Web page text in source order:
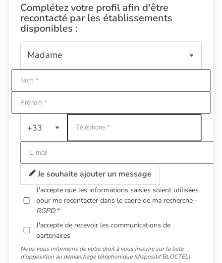
Complétez votre profil afin d'être
recontacté par les établissements
disponibles :
+33
Je souhaite ajouter un message
J'accepte que les informations saisies soient utilisées
pour me recontacter dans le cadre de ma recherche -
RGPD
J'accepte de recevoir les communications de
partenaires
Nous vous informons de votre droit à vous inscrire sur la liste
d'opposition au démarchage téléphonique (dispositif BLOCTEL).